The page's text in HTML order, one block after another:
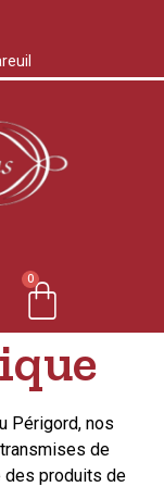
0
Périgord, nos
de
des produits de